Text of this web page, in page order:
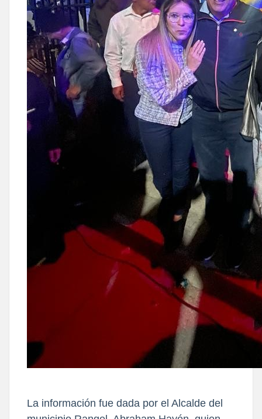
La información fue dada por el Alcalde del